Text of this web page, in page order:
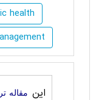
health
این مقاله